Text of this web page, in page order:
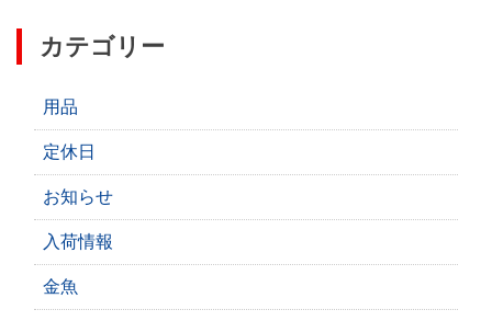
カテゴリー
用品
定休日
お知らせ
入荷情報
金魚